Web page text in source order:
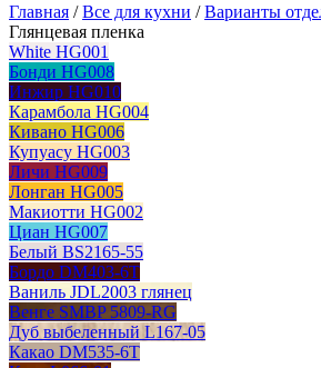
Главная /Все для кухни /Варианты
Глянцевая пленка
White HG001
Бонди HG008
Инжир HG010
Карамбола HG004
Кивано HG006
Купуасу HG003
Личи HG009
Лонган HG005
Макиотти HG002
Циан HG007
Белый BS2165-55
Бордо DM403-6T
Ваниль JDL2003 глянец
Венге SMBP 5809-RG
Дуб выбеленный L167-05
Какао DM535-6T